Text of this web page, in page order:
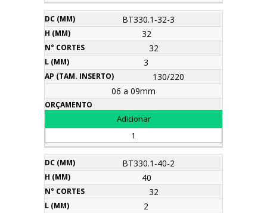
BT330.1-32-3
32
32
3
130/220
06 a 09mm
BT330.1-40-2
40
32
2